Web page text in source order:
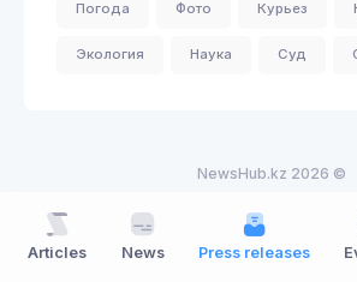
Погода Фото Курьез
Экология Наука Суд
NewsHub.kz 2026 ©
Articles News Press releases